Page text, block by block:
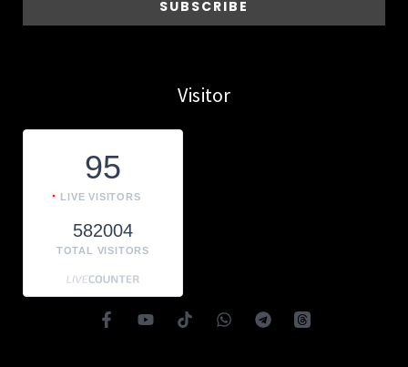
Visitor
95
LIVE VISITORS
582004
TOTAL VISITORS